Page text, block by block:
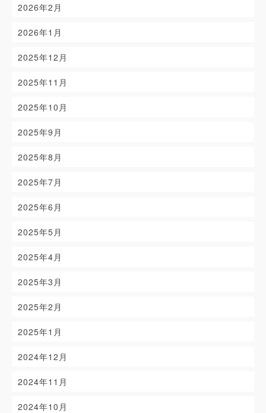
2026年2月
2026年1月
2025年12月
2025年11月
2025年10月
2025年9月
2025年8月
2025年7月
2025年6月
2025年5月
2025年4月
2025年3月
2025年2月
2025年1月
2024年12月
2024年11月
2024年10月